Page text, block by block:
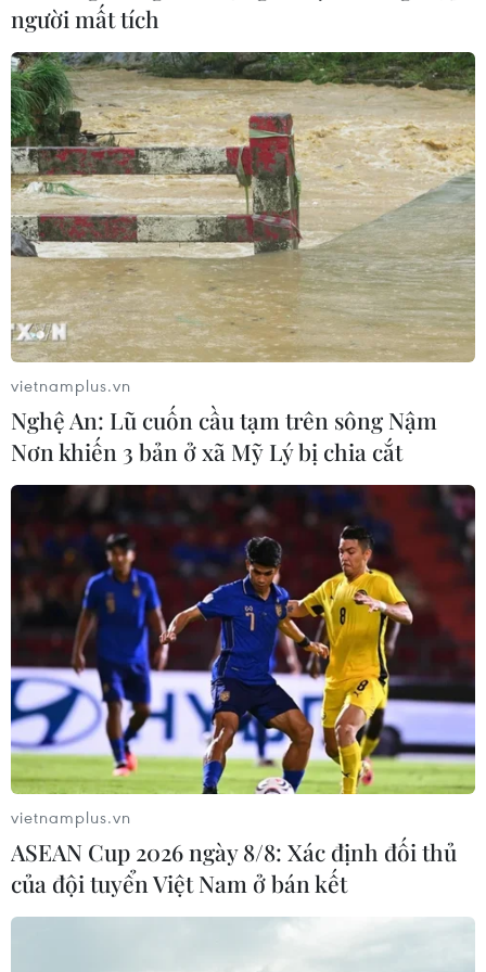
người mất tích
vietnamplus.vn
Nghệ An: Lũ cuốn cầu tạm trên sông Nậm
Nơn khiến 3 bản ở xã Mỹ Lý bị chia cắt
vietnamplus.vn
ASEAN Cup 2026 ngày 8/8: Xác định đối thủ
của đội tuyển Việt Nam ở bán kết